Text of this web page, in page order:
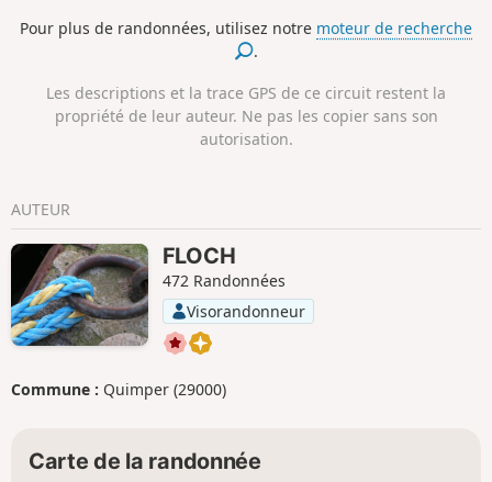
vous apprécierez le contraste entre le
bleu de l’océan et le blanc des côtes
rocheux. Ce circuit est proposé par
Lorient Agglomération.
Pour plus de randonnées, utilisez notre moteur de recherche
.
Les descriptions et la trace GPS de ce circuit restent la
propriété de leur auteur. Ne pas les copier sans son
autorisation.
AUTEUR
FLOCH
472 Randonnées
Visorandonneur
Commune : Quimper (29000)
Carte de la randonnée